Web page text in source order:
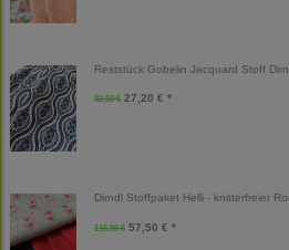
Reststück Gobelin Jacquard Stoff
32,00 € 27,20 € *
Dirndl Stoffpaket Helli - knitterfreier
115,00 € 57,50 € *